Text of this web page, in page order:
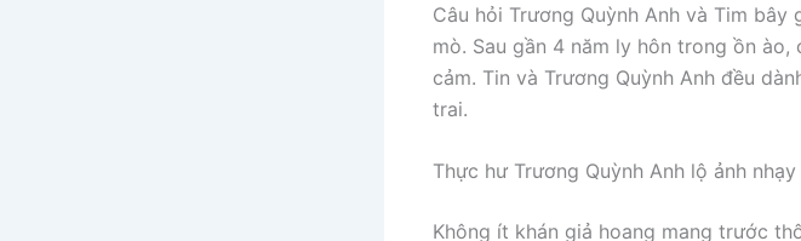
Câu hỏi Trương Quỳnh Anh và Tim
mò. Sau gần 4 năm ly hôn trong ồn
cảm. Tin và Trương Quỳnh Anh đều
trai.
Thực hư Trương Quỳnh Anh lộ ảnh
Không ít khán giả hoang mang trước